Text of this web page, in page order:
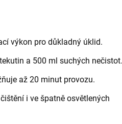
výkon pro důkladný úklid.
a 500 ml suchých nečistot.
až 20 minut provozu.
i ve špatně osvětlených